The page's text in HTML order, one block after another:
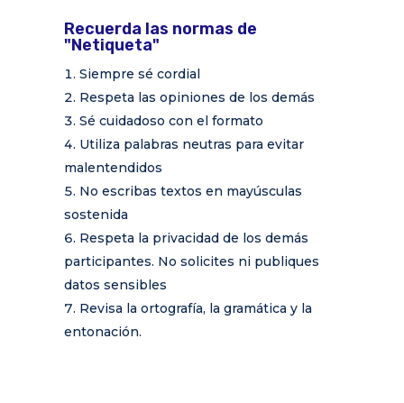
Recuerda las normas de
"Netiqueta"
Siempre sé cordial
Respeta las opiniones de los demás
Sé cuidadoso con el formato
Utiliza palabras neutras para evitar
malentendidos
No escribas textos en mayúsculas
sostenida
Respeta la privacidad de los demás
participantes. No solicites ni publiques
datos sensibles
Revisa la ortografía, la gramática y la
entonación.